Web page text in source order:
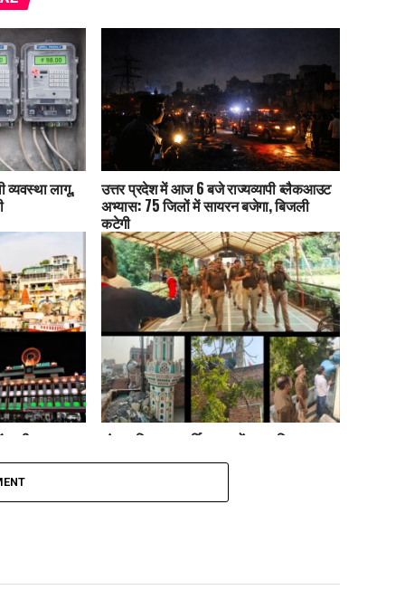
व्यवस्था लागू, उत्तर प्रदेश में आज 6 बजे राज्यव्यापी ब्लैकआउट
अभ्यास: 75 जिलों में सायरन बजेगा, बिजली
कटेगी
सुरक्षा:
तक अलर्ट
लंका पुलिस का धार्मिक स्थलों पर ध्वनि प्रदूषण
अभियान, नूरी और अंजुमन मस्जिद से 3